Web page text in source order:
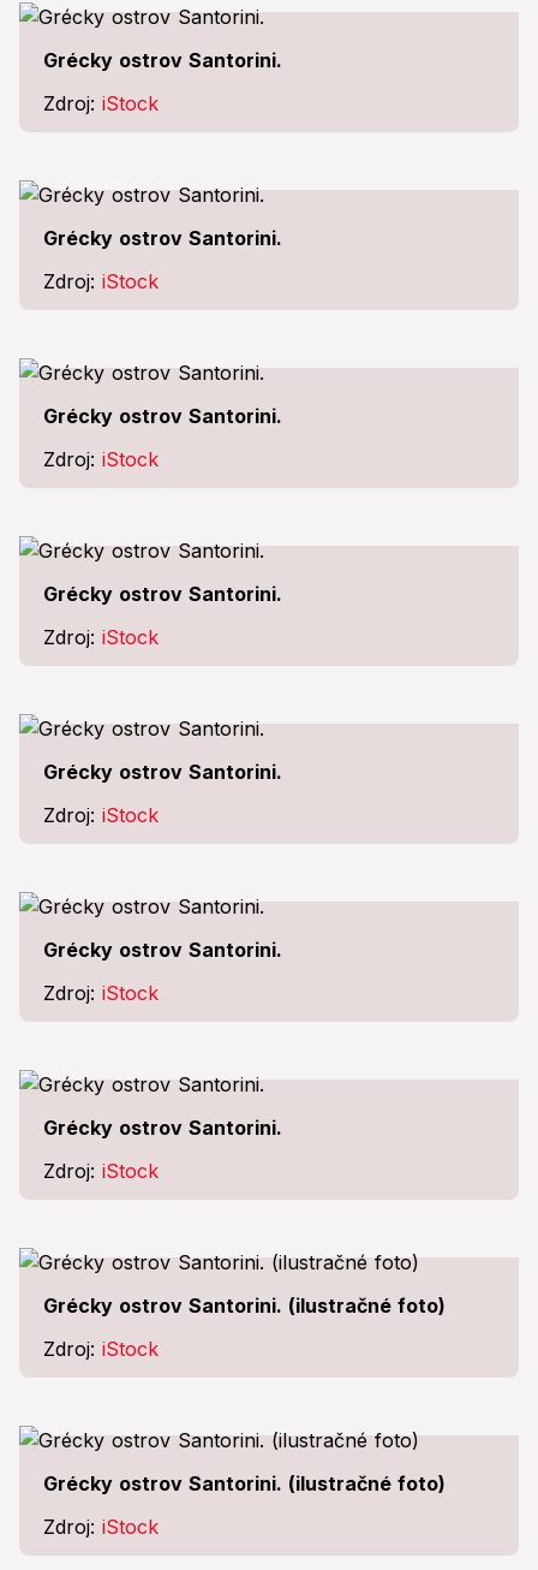
Grécky ostrov Santorini.
Zdroj: iStock
Grécky ostrov Santorini.
Zdroj: iStock
Grécky ostrov Santorini.
Zdroj: iStock
Grécky ostrov Santorini.
Zdroj: iStock
Grécky ostrov Santorini.
Zdroj: iStock
Grécky ostrov Santorini.
Zdroj: iStock
Grécky ostrov Santorini.
Zdroj: iStock
Grécky ostrov Santorini. (ilustračné foto)
Zdroj: iStock
Grécky ostrov Santorini. (ilustračné foto)
Zdroj: iStock